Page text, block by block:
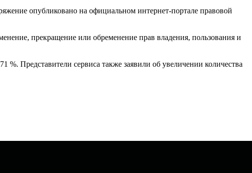
опубликовано на официальном интернет-портале правовой
прекращение или обременение прав владения, пользования и
%. Представители сервиса также заявили об увеличении количества